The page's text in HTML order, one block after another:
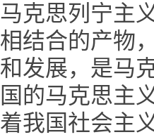
马克思列宁主
相结合的产物
和发展，是马
国的马克思主
着我国社会主